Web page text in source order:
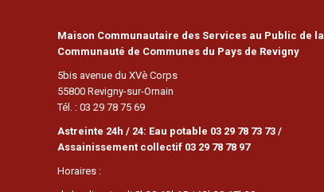
Maison Communautaire des Services au Public de la
Communauté de Communes du Pays de Revigny
5bis avenue du XVè Corps
55800 Revigny-sur-Ornain
Tél. : 03 29 78 75 69
Astreinte 24h / 24: Eau potable 03 29 78 73 73 /
Assainissement collectif 03 29 78 78 97
Horaires :